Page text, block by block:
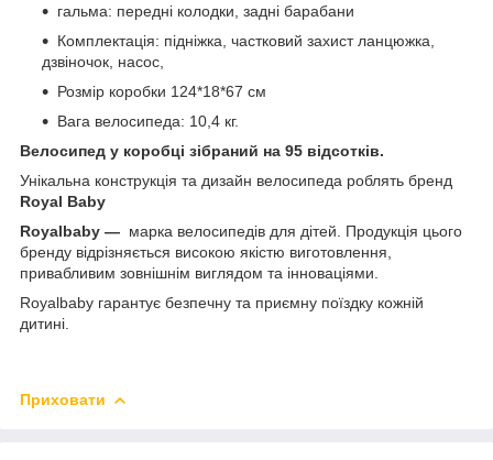
гальма: передні колодки, задні барабани
Комплектація: підніжка, частковий захист ланцюжка,
дзвіночок, насос,
Розмір коробки 124*18*67 см
Вага велосипеда: 10,4 кг.
Велосипед у коробці зібраний на 95 відсотків.
Унікальна конструкція та дизайн велосипеда роблять бренд
Royal Baby
Royalbaby — марка велосипедів для дітей. Продукція цього
бренду відрізняється високою якістю виготовлення,
привабливим зовнішнім виглядом та інноваціями.
Royalbaby гарантує безпечну та приємну поїздку кожній
дитині.
Приховати